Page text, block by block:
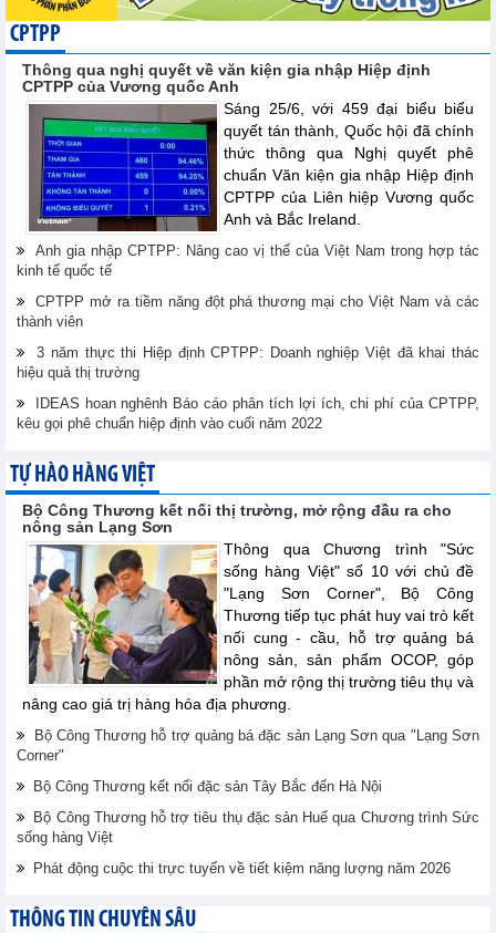
CPTPP
Thông qua nghị quyết về văn kiện gia nhập Hiệp định
CPTPP của Vương quốc Anh
Sáng 25/6, với 459 đại biểu biểu
quyết tán thành, Quốc hội đã chính
thức thông qua Nghị quyết phê
chuẩn Văn kiện gia nhập Hiệp định
CPTPP của Liên hiệp Vương quốc
Anh và Bắc Ireland.
Anh gia nhập CPTPP: Nâng cao vị thế của Việt Nam trong hợp tác
kinh tế quốc tế
CPTPP mở ra tiềm năng đột phá thương mại cho Việt Nam và các
thành viên
3 năm thực thi Hiệp định CPTPP: Doanh nghiệp Việt đã khai thác
hiệu quả thị trường
IDEAS hoan nghênh Báo cáo phân tích lợi ích, chi phí của CPTPP,
kêu gọi phê chuẩn hiệp định vào cuối năm 2022
TỰ HÀO HÀNG VIỆT
Bộ Công Thương kết nối thị trường, mở rộng đầu ra cho
nông sản Lạng Sơn
Thông qua Chương trình "Sức
sống hàng Việt" số 10 với chủ đề
"Lạng Sơn Corner", Bộ Công
Thương tiếp tục phát huy vai trò kết
nối cung - cầu, hỗ trợ quảng bá
nông sản, sản phẩm OCOP, góp
phần mở rộng thị trường tiêu thụ và
nâng cao giá trị hàng hóa địa phương.
Bộ Công Thương hỗ trợ quảng bá đặc sản Lạng Sơn qua "Lạng Sơn
Corner"
Bộ Công Thương kết nối đặc sản Tây Bắc đến Hà Nội
Bộ Công Thương hỗ trợ tiêu thụ đặc sản Huế qua Chương trình Sức
sống hàng Việt
Phát động cuộc thi trực tuyến về tiết kiệm năng lượng năm 2026
THÔNG TIN CHUYÊN SÂU